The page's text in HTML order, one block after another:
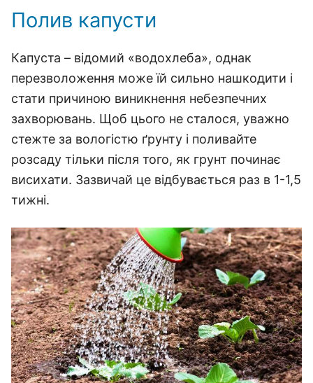
Полив капусти
Капуста – відомий «водохлеба», однак
перезволоження може їй сильно нашкодити і
стати причиною виникнення небезпечних
захворювань. Щоб цього не сталося, уважно
стежте за вологістю ґрунту і поливайте
розсаду тільки після того, як грунт починає
висихати. Зазвичай це відбувається раз в 1-1,5
тижні.